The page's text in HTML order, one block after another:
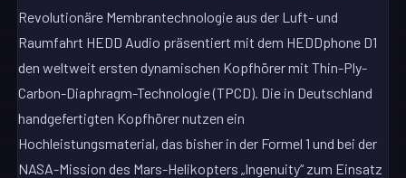
Revolutionäre Membrantechnologie aus der Luft- und
Raumfahrt HEDD Audio präsentiert mit dem HEDDphone D1
den weltweit ersten dynamischen Kopfhörer mit Thin-Ply-
Carbon-Diaphragm-Technologie (TPCD). Die in Deutschland
handgefertigten Kopfhörer nutzen ein
Hochleistungsmaterial, das bisher in der Formel 1 und bei der
NASA-Mission des Mars-Helikopters „Ingenuity“ zum Einsatz